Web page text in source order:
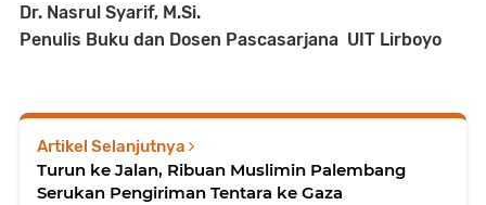
Dr. Nasrul Syarif, M.Si.
Penulis Buku dan Dosen Pascasarjana UIT Lirboyo
Artikel Selanjutnya
Turun ke Jalan, Ribuan Muslimin Palembang
Serukan Pengiriman Tentara ke Gaza